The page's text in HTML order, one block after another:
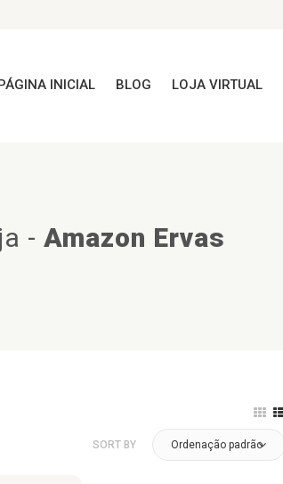
INICIAL BLOG LOJA VIRTUAL
- Amazon Ervas
SORT BY Ordenação padrão